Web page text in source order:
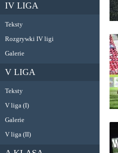
IV LIGA
Teksty
Rozgrywki IV ligi
Galerie
V LIGA
Teksty
V liga (I)
Galerie
V liga (II)